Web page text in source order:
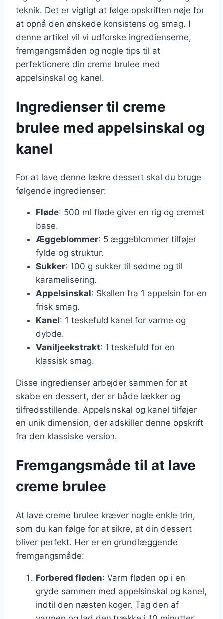
teknik. Det er vigtigt at følge opskriften nøje for
at opnå den ønskede konsistens og smag. I
denne artikel vil vi udforske ingredienserne,
fremgangsmåden og nogle tips til at
perfektionere din creme brulee med
appelsinskal og kanel.
Ingredienser til creme
brulee med appelsinskal og
kanel
For at lave denne lækre dessert skal du bruge
følgende ingredienser:
Fløde: 500 ml fløde giver en rig og cremet
base.
Æggeblommer: 5 æggeblommer tilføjer
fylde og struktur.
Sukker: 100 g sukker til sødme og til
karamelisering.
Appelsinskal: Skallen fra 1 appelsin for en
frisk smag.
Kanel: 1 teskefuld kanel for varme og
dybde.
Vaniljeekstrakt: 1 teskefuld for en
klassisk smag.
Disse ingredienser arbejder sammen for at
skabe en dessert, der er både lækker og
tilfredsstillende. Appelsinskal og kanel tilføjer
en unik dimension, der adskiller denne opskrift
fra den klassiske version.
Fremgangsmåde til at lave
creme brulee
At lave creme brulee kræver nogle enkle trin,
som du kan følge for at sikre, at din dessert
bliver perfekt. Her er en grundlæggende
fremgangsmåde:
Forbered fløden: Varm fløden op i en
gryde sammen med appelsinskal og kanel,
indtil den næsten koger. Tag den af